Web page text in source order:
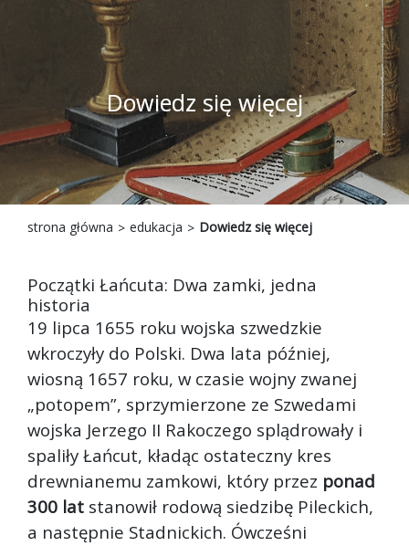
Dowiedz się więcej
strona główna edukacja Dowiedz się więcej
Początki Łańcuta: Dwa zamki, jedna
historia
19 lipca 1655 roku wojska szwedzkie
wkroczyły do Polski. Dwa lata później,
wiosną 1657 roku, w czasie wojny zwanej
„potopem”, sprzymierzone ze Szwedami
wojska Jerzego II Rakoczego splądrowały i
spaliły Łańcut, kładąc ostateczny kres
drewnianemu zamkowi, który przez ponad
300 lat stanowił rodową siedzibę Pileckich,
a następnie Stadnickich. Ówcześni